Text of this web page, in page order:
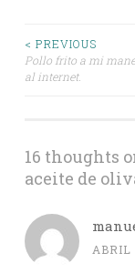
Post
navigation
< PREVIOUS
Pollo frito a mi
al internet.
16 thoughts
aceite de
ABRIL